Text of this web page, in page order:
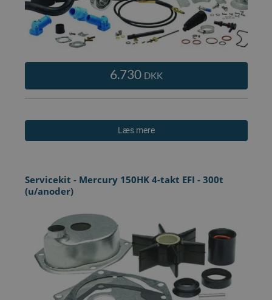
6.730 DKK
Læs mere
Servicekit - Mercury 150HK 4-takt EFI - 300t
(u/anoder)